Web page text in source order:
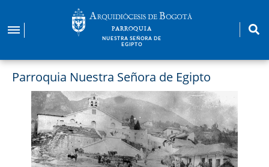
contenido
PARROQUIA
NUESTRA SEÑORA DE
EGIPTO
Parroquia Nuestra Señora de Egipto
Imagen